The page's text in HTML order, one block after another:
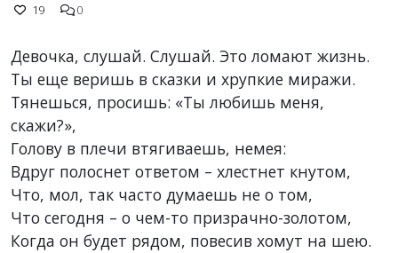
19
0
Девочка, слушай. Слушай. Это ломают жизнь.
Ты еще веришь в сказки и хрупкие миражи.
Тянешься, просишь: «Ты любишь меня,
скажи?»,
Голову в плечи втягиваешь, немея:
Вдруг полоснет ответом – хлестнет кнутом,
Что, мол, так часто думаешь не о том,
Что сегодня – о чем-то призрачно-золотом,
Когда он будет рядом, повесив хомут на шею.